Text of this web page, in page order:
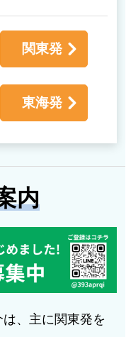
関東発
東海発
内
、主に関東発を